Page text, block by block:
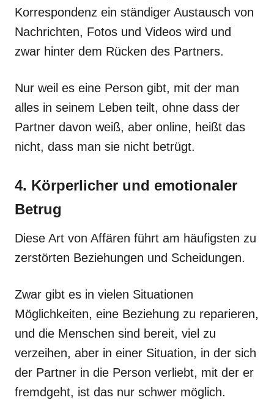
Korrespondenz ein ständiger Austausch von
Nachrichten, Fotos und Videos wird und
zwar hinter dem Rücken des Partners.
Nur weil es eine Person gibt, mit der man
alles in seinem Leben teilt, ohne dass der
Partner davon weiß, aber online, heißt das
nicht, dass man sie nicht betrügt.
4. Körperlicher und emotionaler
Betrug
Diese Art von Affären führt am häufigsten zu
zerstörten Beziehungen und Scheidungen.
Zwar gibt es in vielen Situationen
Möglichkeiten, eine Beziehung zu reparieren,
und die Menschen sind bereit, viel zu
verzeihen, aber in einer Situation, in der sich
der Partner in die Person verliebt, mit der er
fremdgeht, ist das nur schwer möglich.